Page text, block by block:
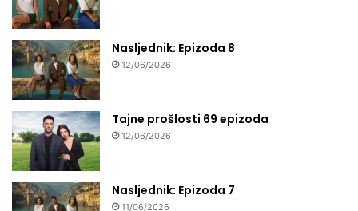
Nasljednik: Epizoda 8
12/06/2026
Tajne prošlosti 69 epizoda
12/06/2026
Nasljednik: Epizoda 7
11/06/2026